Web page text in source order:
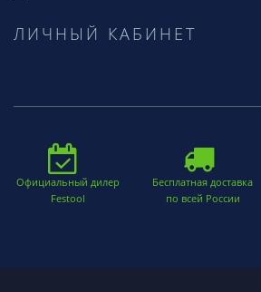
ЛИЧНЫЙ КАБИНЕТ
Официальный дилер
Festool
Бесплатная доставка
по всей России